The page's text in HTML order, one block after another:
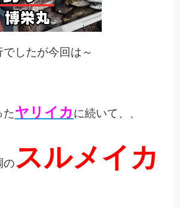
したが今回は～
たヤリイカに続いて、、
のスルメイカ